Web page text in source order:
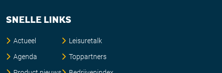
SNELLE LINKS
Actueel
Agenda
Leisuretalk
Toppartners